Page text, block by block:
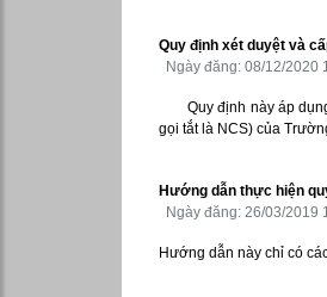
Quy định xét duyệt và
Ngày đăng: 08/12/2020
Quy định này áp
gọi tắt là NCS) của
Hướng dẫn thực hiện
Ngày đăng: 26/03/2019
Hướng dẫn này chỉ có